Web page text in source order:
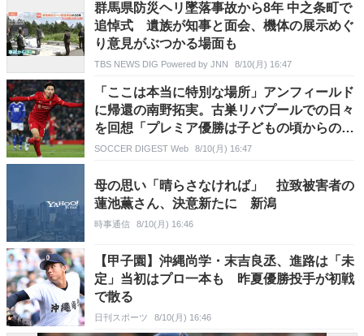
群馬県防災ヘリ墜落事故から8年 中之条町で
追悼式 遺族が知事と面会、機体の展示めぐ
り意見がぶつかる場面も
TBS NEWS DIG Powered by JNN 8/10(月) 16:47
「ここは本当に特別な場所」アンフィールド
に帰還の南野拓実。古巣リバプールでの日々
を回想「プレミア優勝は子どもの頃からの夢
だった」
SOCCER DIGEST Web 8/10(月) 16:47
母の思い「晴らさなければ」 拉致被害者の
蓮池薫さん、決意新たに 新潟
時事通信 8/10(月) 16:46
【甲子園】沖縄尚学・末吉良丞、進路は「未
定」当初はプロ一本も 昨夏優勝投手が初戦
で散る
日刊スポーツ 8/10(月) 16:46